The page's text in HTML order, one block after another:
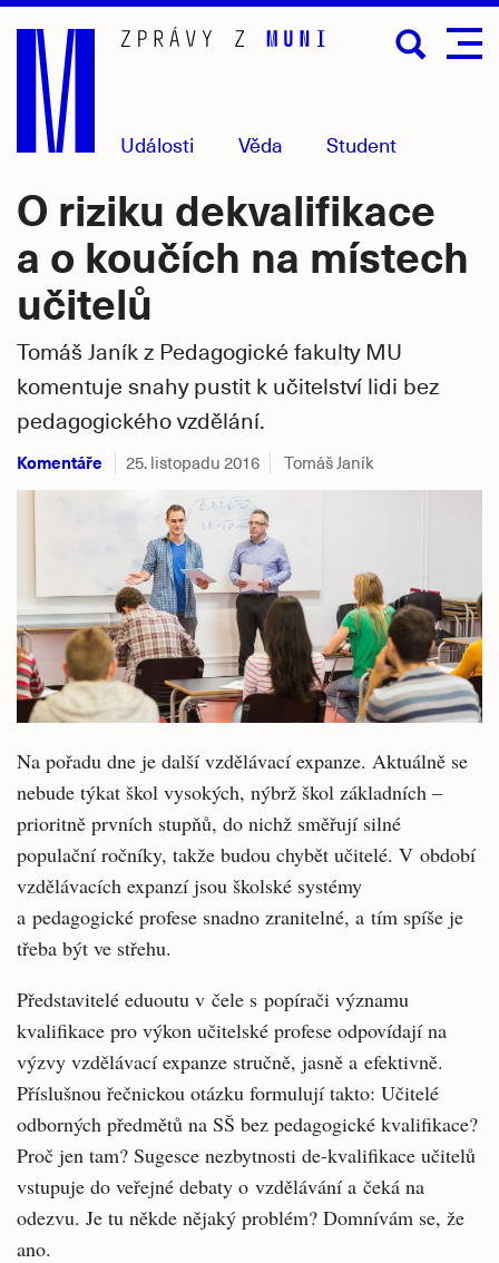
Přejít
hlavní
obsah
Události Věda Student
O riziku dekvalifikace
a o koučích na místech
učitelů
Tomáš Janík z Pedagogické fakulty MU
komentuje snahy pustit k učitelství lidi bez
pedagogického vzdělání.
Komentáře 25. listopadu 2016 Tomáš Janík
Na pořadu dne je další vzdělávací expanze. Aktuálně se
nebude týkat škol vysokých, nýbrž škol základních –
prioritně prvních stupňů, do nichž směřují silné
populační ročníky, takže budou chybět učitelé. V období
vzdělávacích expanzí jsou školské systémy
a pedagogické profese snadno zranitelné, a tím spíše je
třeba být ve střehu.
Představitelé eduoutu v čele s popírači významu
kvalifikace pro výkon učitelské profese odpovídají na
výzvy vzdělávací expanze stručně, jasně a efektivně.
Příslušnou řečnickou otázku formulují takto: Učitelé
odborných předmětů na SŠ bez pedagogické kvalifikace?
Proč jen tam? Sugesce nezbytnosti de-kvalifikace učitelů
vstupuje do veřejné debaty o vzdělávání a čeká na
odezvu. Je tu někde nějaký problém? Domnívám se, že
ano.